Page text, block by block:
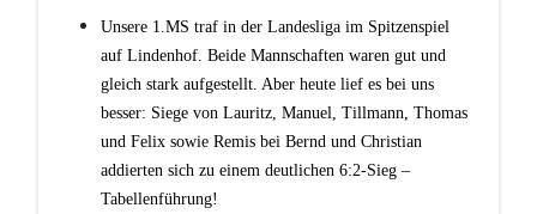
Unsere 1.MS traf in der Landesliga im Spitzenspiel
auf Lindenhof. Beide Mannschaften waren gut und
gleich stark aufgestellt. Aber heute lief es bei uns
besser: Siege von Lauritz, Manuel, Tillmann, Thomas
und Felix sowie Remis bei Bernd und Christian
addierten sich zu einem deutlichen 6:2-Sieg –
Tabellenführung!